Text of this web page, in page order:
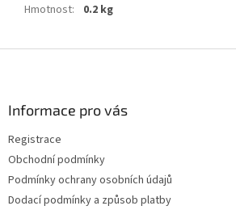
Hmotnost: 0.2 kg
Informace pro vás
Registrace
Obchodní podmínky
Podmínky ochrany osobních údajů
Dodací podmínky a způsob platby